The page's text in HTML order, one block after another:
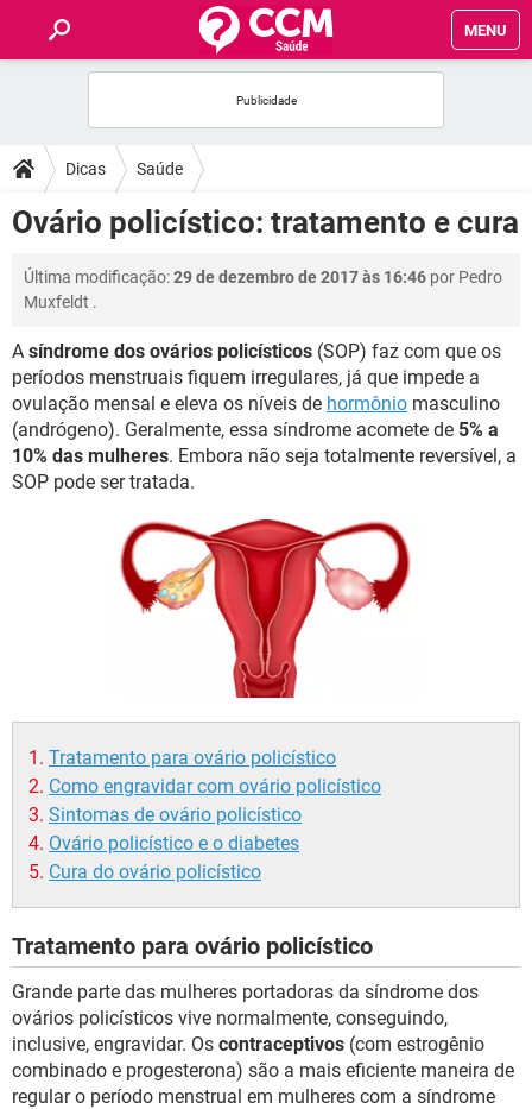
MENU
FÓRUM
SAÚDE
FAMÍLIA
BEM-ESTAR
SEXUALIDADE
Dicas Saúde
Ovário policístico: tratamento e cura
Última modificação:29 de dezembro de 2017 às 16:46 por Pedro
Muxfeldt .
A síndrome dos ovários policísticos (SOP) faz com que os
períodos menstruais fiquem irregulares, já que impede a
ovulação mensal e eleva os níveis de hormônio masculino
(andrógeno). Geralmente, essa síndrome acomete de 5% a
10% das mulheres. Embora não seja totalmente reversível, a
SOP pode ser tratada.
Tratamento para ovário policístico
Como engravidar com ovário policístico
Sintomas de ovário policístico
Ovário policístico e o diabetes
Cura do ovário policístico
Tratamento para ovário policístico
Grande parte das mulheres portadoras da síndrome dos
ovários policísticos vive normalmente, conseguindo,
inclusive, engravidar. Os contraceptivos (com estrogênio
combinado e progesterona) são a mais eficiente maneira de
regular o período menstrual em mulheres com a síndrome